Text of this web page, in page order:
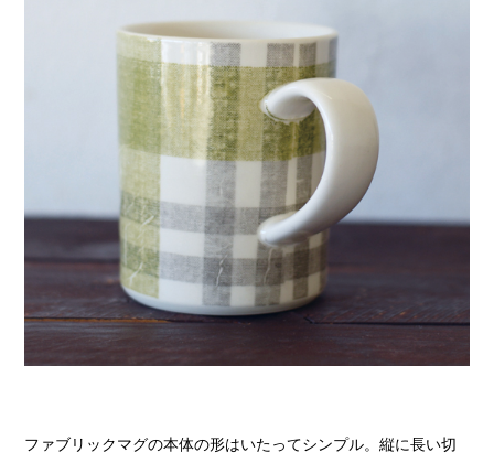
ファブリックマグの本体の形はいたってシンプル。縦に長い切